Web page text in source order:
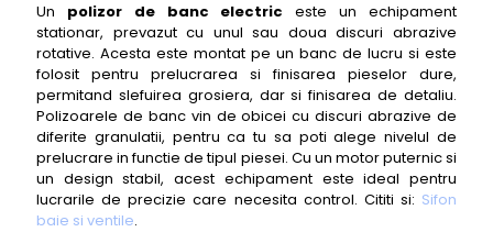
Un polizor de banc electric este un echipament
stationar, prevazut cu unul sau doua discuri abrazive
rotative. Acesta este montat pe un banc de lucru si este
folosit pentru prelucrarea si finisarea pieselor dure,
permitand slefuirea grosiera, dar si finisarea de detaliu.
Polizoarele de banc vin de obicei cu discuri abrazive de
diferite granulatii, pentru ca tu sa poti alege nivelul de
prelucrare in functie de tipul piesei. Cu un motor puternic si
un design stabil, acest echipament este ideal pentru
lucrarile de precizie care necesita control. Cititi si: Sifon
baie si ventile.